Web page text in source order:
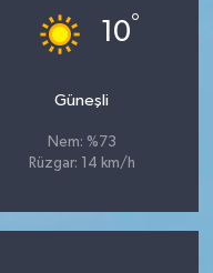
10°
Güneşli
Nem: %73
Rüzgar: 14 km/h